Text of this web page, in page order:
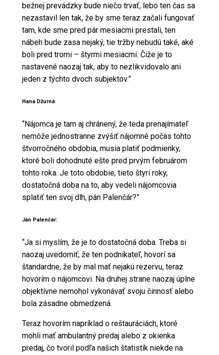
bežnej prevádzky bude niečo trvať, lebo ten čas sa
nezastavil len tak, že by sme teraz začali fungovať
tam, kde sme pred pár mesiacmi prestali, ten
nábeh bude zasa nejaký, tie tržby nebudú také, aké
boli pred tromi – štyrmi mesiacmi. Čiže je to
nastavené naozaj tak, aby to nezlikvidovalo ani
jeden z týchto dvoch subjektov.”
Hana Džurná:
“Nájomca je tam aj chránený, že teda prenajímateľ
nemôže jednostranne zvýšiť nájomné počas tohto
štvorročného obdobia, musia platiť podmienky,
ktoré boli dohodnuté ešte pred prvým februárom
tohto roka. Je toto obdobie, tieto štyri roky,
dostatočná doba na to, aby vedeli nájomcovia
splatiť ten svoj dlh, pán Palenčár?”
Ján Palenčár:
“Ja si myslím, že je to dostatočná doba. Treba si
naozaj uvedomiť, že ten podnikateľ, hovorí sa
štandardne, že by mal mať nejakú rezervu, teraz
hovorím o nájomcovi. Na druhej strane naozaj úplne
objektívne nemohol vykonávať svoju činnosť alebo
bola zásadne obmedzená.
Teraz hovorím napríklad o reštauráciách, ktoré
mohli mať ambulantný predaj alebo z okienka
predaj, čo tvoril podľa našich štatistík niekde na